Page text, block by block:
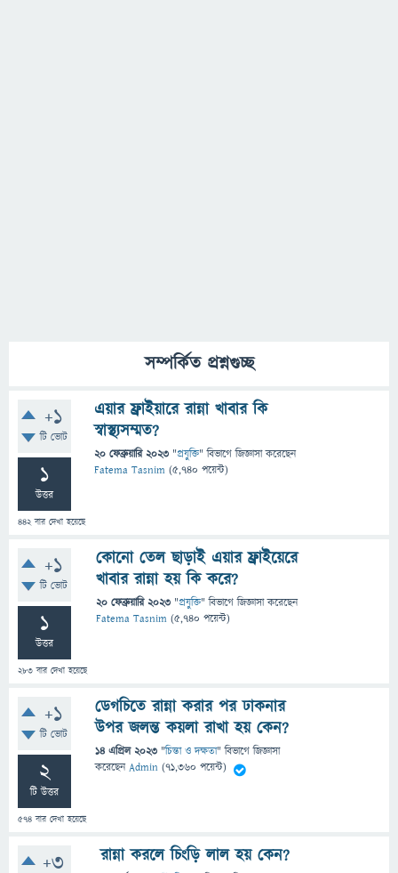
সম্পর্কিত প্রশ্নগুচ্ছ
+1
টি ভোট
1
উত্তর
442বার দেখা হয়েছে
এয়ার ফ্রাইয়ারে রান্না খাবার কি
স্বাস্থ্যসম্মত?
20 ফেব্রুয়ারি 2023 "প্রযুক্তি" বিভাগে জিজ্ঞাসাকরেছেন
Fatema Tasnim (5,740 পয়েন্ট)
+1
টি ভোট
1
উত্তর
283 বার দেখা হয়েছে
কোনো তেল ছাড়াই এয়ার ফ্রাইয়েরে
খাবার রান্না হয় কি করে?
20 ফেব্রুয়ারি 2023 "প্রযুক্তি" বিভাগে জিজ্ঞাসাকরেছেন
Fatema Tasnim (5,740 পয়েন্ট)
+1
টি ভোট
2
টি উত্তর
574 বার দেখা হয়েছে
ডেগচিতে রান্না করার পর ঢাকনার
উপর জলন্ত কয়লা রাখা হয় কেন?
14 এপ্রিল 2023 "চিন্তা ও দক্ষতা" বিভাগে জিজ্ঞাসা
করেছেনAdmin (71,360 পয়েন্ট)
+3 রান্না করলে চিংড়ি লাল হয় কেন?